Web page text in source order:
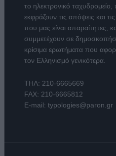
το ηλεκτρονικό
εκφράζουν τις απόψεις και
που μας είναι απαραίτητες,
συμμετέχουν σε
κρίσιμα ερωτήματα που
τον Ελληνισμό γενικότερα.
ΤΗΛ: 210-6665669
FAX: 210-6665812
E-mail: typologies@paron.gr